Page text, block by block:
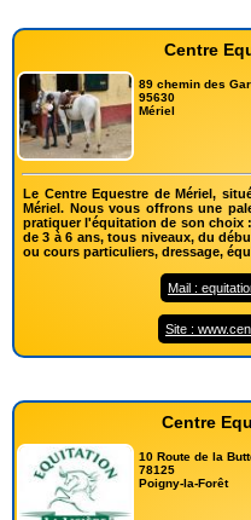
Centre
89 chemin des
95630
Mériel
Le Centre Equestre de Mériel,
Mériel. Nous vous offrons une
pratiquer l'équitation de son choix
de 3 à 6 ans, tous niveaux, du
ou cours particuliers, dressage,
Mail :
Site :
Centre
10 Route de la
78125
Poigny-la-Forêt